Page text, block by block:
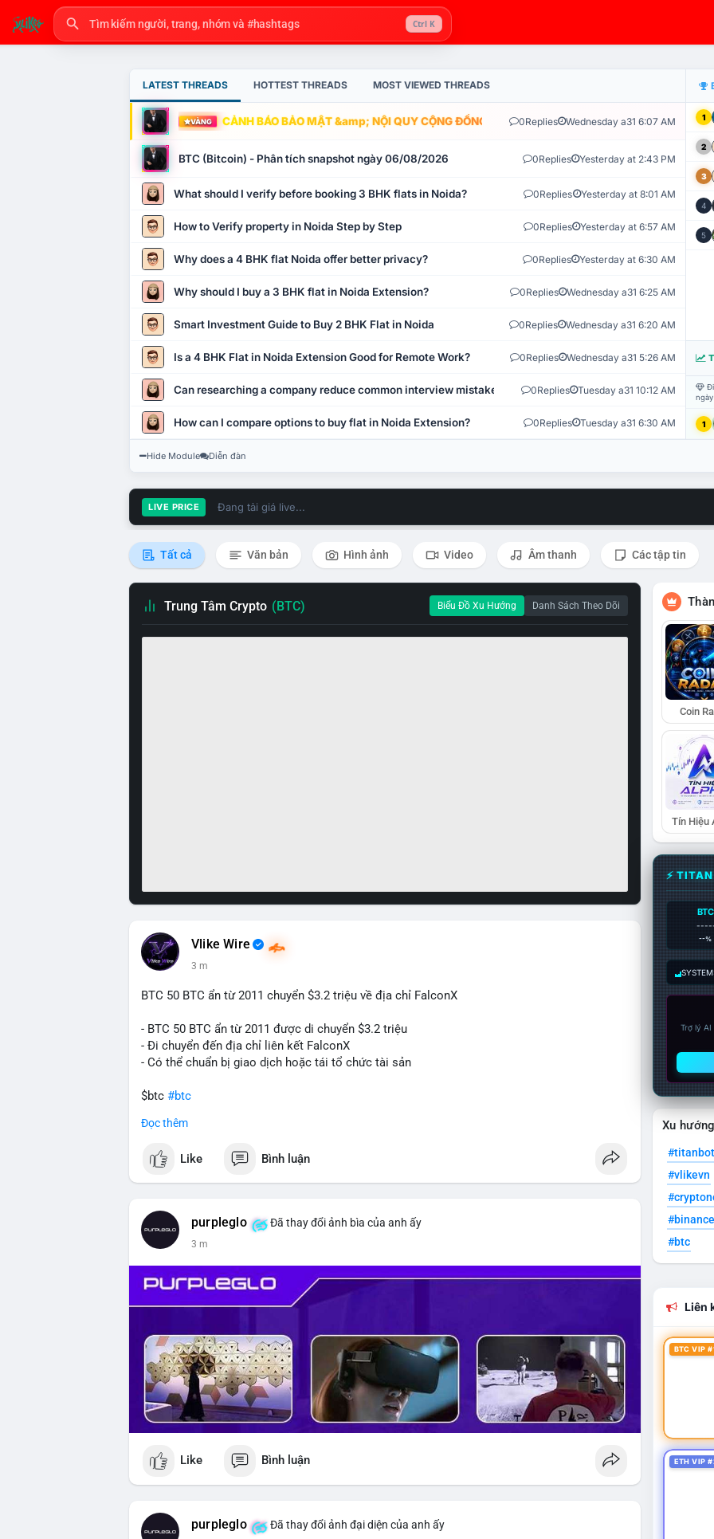
Ctrl K
LATEST THREADS HOTTEST THREADS MOST VIEWED THREADS
VÀNG CẢNH BÁO BẢO MẬT &amp; NỘI QUY CỘNG ĐỒNG VLIKE.VN: HỆ THỐNG GIÁM SÁT TỰ
0Replies Wednesday a31 6:07 AM
BTC (Bitcoin) - Phân tích snapshot ngày 06/08/2026 0Replies Yesterday at 2:43 PM
What should I verify before booking 3 BHK flats in Noida? 0Replies Yesterday at 8:01 AM
How to Verify property in Noida Step by Step 0Replies Yesterday at 6:57 AM
Why does a 4 BHK flat Noida offer better privacy? 0Replies Yesterday at 6:30 AM
Why should I buy a 3 BHK flat in Noida Extension? 0Replies Wednesday a31 6:25 AM
Smart Investment Guide to Buy 2 BHK Flat in Noida 0Replies Wednesday a31 6:20 AM
Is a 4 BHK Flat in Noida Extension Good for Remote Work? 0Replies Wednesday a31 5:26 AM
Can researching a company reduce common interview mistakes? 0Replies Tuesday a31 10:12 AM
How can I compare options to buy flat in Noida Extension? 0Replies Tuesday a31 6:30 AM
1
2
3
4
5
1
Hide Module Diễn đàn
LIVE PRICE Đang tải giá live...
Tất cả Văn bản Hình ảnh Video Âm thanh Các tập tin
Trung Tâm Crypto (BTC) Biểu Đồ Xu Hướng Danh Sách Theo Dõi
Vlike Wire
3 m
BTC 50 BTC ẩn từ 2011 chuyển $3.2 triệu về địa chỉ FalconX
- BTC 50 BTC ẩn từ 2011 được di chuyển $3.2 triệu
- Đi chuyển đến địa chỉ liên kết FalconX
- Có thể chuẩn bị giao dịch hoặc tái tổ chức tài sản
$btc #btc
#vlikevn
📰 Nguồn: CoinDesk
Đọc thêm
Like Bình luận
purpleglo Đã thay đổi ảnh bìa của anh ấy
3 m
Like Bình luận
purpleglo Đã thay đổi ảnh đại diện của anh ấy
Coin
Tín Hiệu
⚡
BTC
--%
Trợ lý
Xu
#titanbot
#vlikevn
#btc
Liên
BTC VIP
ETH VIP